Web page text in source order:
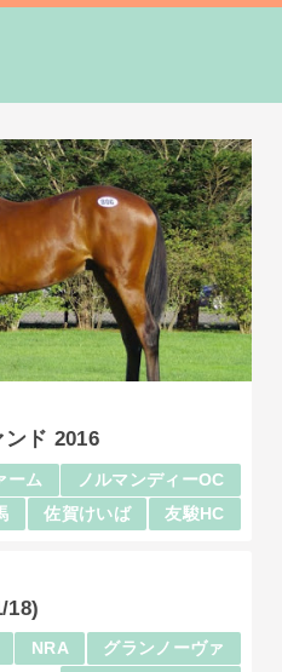
ド 2016
ーム
ノルマンディーOC
佐賀けいば 友駿HC
18)
NRA
グランノーヴァ